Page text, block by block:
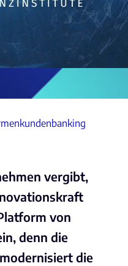
vergibt,
von
denn die
die